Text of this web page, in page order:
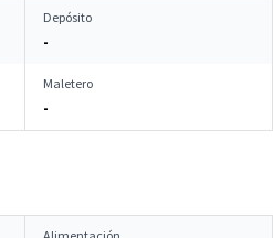
Depósito
-
Maletero
-